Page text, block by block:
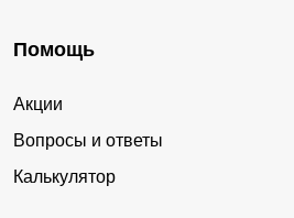
Помощь
Акции
Вопросы и ответы
Калькулятор